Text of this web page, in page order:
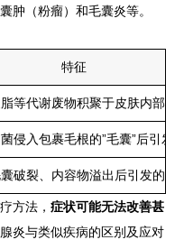
肿（粉瘤）和毛囊炎等。
特征
脂等代谢废物积聚于皮肤内部形
侵入包裹毛根的”毛囊”后引发
破裂、内容物溢出后引发的炎
方法， 症状可能无法改善甚
炎与类似疾病的区别及应对